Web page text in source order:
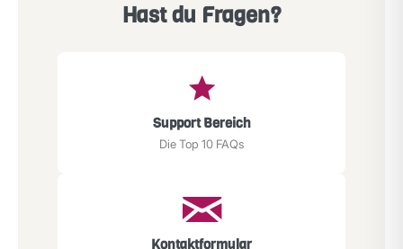
Hast du Fragen?
Support Bereich
Die Top 10 FAQs
Kontaktformular